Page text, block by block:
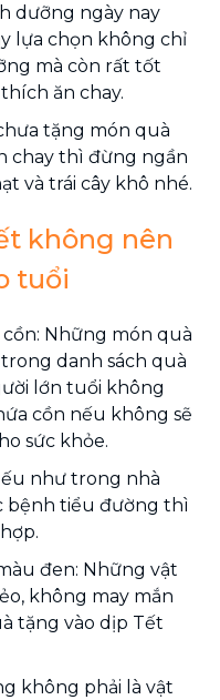
dưỡng ngày nay
lựa chọn không chỉ
mà còn rất tốt
ăn chay.
tặng món quà
chay thì đừng ngần
và trái cây khô nhé.
không nên
tuổi
Những món quà
danh sách quà
lớn tuổi không
cồn nếu không sẽ
sức khỏe.
như trong nhà
bệnh tiểu đường thì
đen: Những vật
không may mắn
tặng vào dịp Tết
không phải là vật